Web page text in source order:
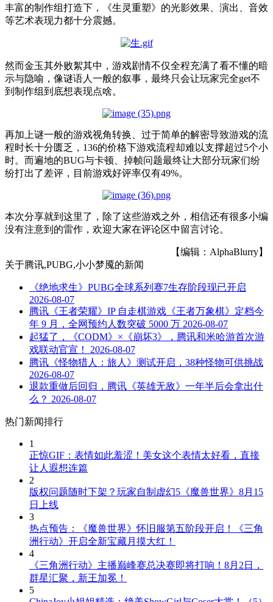
丰富的制作组打造下，《生灵重塑》的光影效果、演出、音效
等艺术表现力都十分震撼。
然而金玉其外败絮其中，游戏剧情不仅全程充满了看不懂的暗
示与隐喻，像谜语人一般的叙事，最终只会让玩家完全get不
到制作组到底想表现点啥。
再加上谜一般的游戏视角转换、过于简单的解密导致游戏的流
程时长十分匮乏，136的价格下游戏流程却难以支撑超过5个小
时。而遍地的BUG与卡顿、掉帧问题最终让大部分玩家们纷
纷打出了差评，目前游戏好评率仅有49%。
本次分享就到这里了，除了这些游戏之外，相信还有很多小编
没有注意到的雷作，欢迎大家在评论区中留言讨论。
【编辑：AlphaBlurry】
关于腾讯,PUBG,小小梦魇的新闻
《绝地求生》PUBG全球系列赛7生存阶段现已开启
2026-08-07
腾讯《王者荣耀》IP 自走棋游戏《王者万象棋》定档今
年 9 月，全网预约人数突破 5000 万 2026-08-07
起猛了，《CODM》×《崩坏3》，腾讯和米哈游首次游
戏联动官宣！
2026-08-07
腾讯《怪物猎人：旅人》测试开启，38种怪物可供挑战
2026-08-07
退款重做后回归，腾讯《英雄无敌》一年半后会拿出什
么？ 2026-08-07
热门新闻排行
1
正惊GIF：表情如此羞涩！美女这个表情太好看，直接
让人遐想连篇
2
版权问题随时下架？玩家自制虚幻5《魔兽世界》8月15
日上线
3
热点预告：《魔兽世界》怀旧服第五阶段开启！《三角
洲行动》开启全新宝藏月摸大红！
4
《三角洲行动》主播巅峰赛总决赛即将打响！8月2日，
群星汇聚，新王加冕！
5